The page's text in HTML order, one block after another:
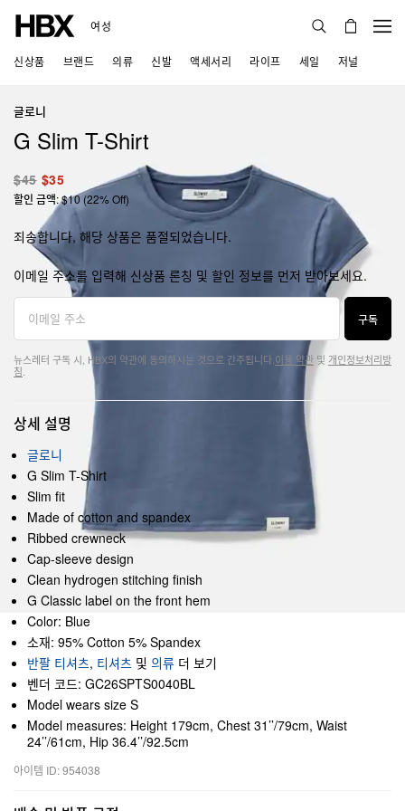
여성
신상품 브랜드 의류 신발 액세서리 라이프 세일 저널
글로니
G Slim T-Shirt
$45 $35
할인 금액: $10 (22% Off)
죄송합니다, 해당 상품은 품절되었습니다.
이메일 주소를 입력해 신상품 론칭 및 할인 정보를 먼저 받아보세요.
구독
뉴스레터 구독 시, HBX의 약관에 동의하시는 것으로 간주됩니다. 이용 약관 및 개인정보처리방
침
상세 설명
글로니
G Slim T-Shirt
Slim fit
Made of cotton and spandex
Ribbed crewneck
Cap-sleeve design
Clean hydrogen stitching finish
G Classic label on the front hem
Color: Blue
소재: 95% Cotton 5% Spandex
반팔 티셔츠, 티셔츠 및 의류 더 보기
벤더 코드: GC26SPTS0040BL
Model wears size S
Model measures: Height 179cm, Chest 31’’/79cm, Waist
24’’/61cm, Hip 36.4’’/92.5cm
아이템 ID: 954038